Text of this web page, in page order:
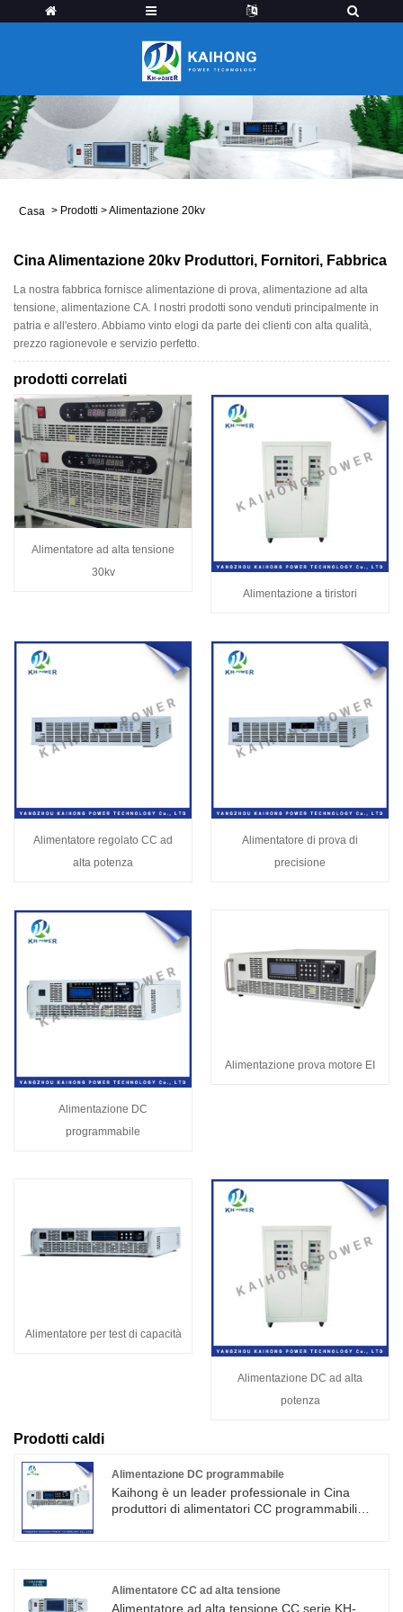
Casa > Prodotti >Alimentazione 20kv
Cina Alimentazione 20kv Produttori, Fornitori, Fabbrica
La nostra fabbrica fornisce alimentazione di prova, alimentazione ad alta
tensione, alimentazione CA. I nostri prodotti sono venduti principalmente in
patria e all'estero. Abbiamo vinto elogi da parte dei clienti con alta qualità,
prezzo ragionevole e servizio perfetto.
prodotti correlati
Alimentatore ad alta tensione
30kv
Alimentazione a tiristori
Alimentatore regolato CC ad
alta potenza
Alimentatore di prova di
precisione
Alimentazione DC
programmabile
Alimentazione prova motore EI
Alimentatore per test di capacità
Alimentazione DC ad alta
potenza
Prodotti caldi
Alimentazione DC programmabile
Kaihong è un leader professionale in Cina
produttori di alimentatori CC programmabili
tensione, può essere utilizzato anche in altri
test di invecchiamento dei componenti
Alimentatore CC ad alta tensione
Alimentatore ad alta tensione CC serie KH-